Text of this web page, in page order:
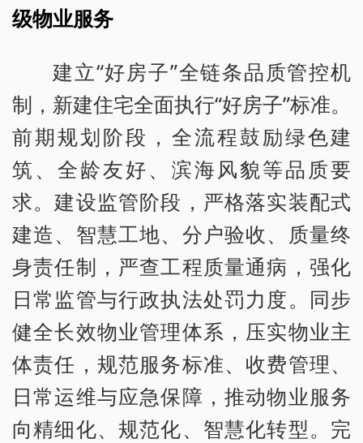
级物业服务
建立“好房子”全链条品质管控机
制，新建住宅全面执行“好房子”标准。
前期规划阶段，全流程鼓励绿色建
筑、全龄友好、滨海风貌等品质要
求。建设监管阶段，严格落实装配式
建造、智慧工地、分户验收、质量终
身责任制，严查工程质量通病，强化
日常监管与行政执法处罚力度。同步
健全长效物业管理体系，压实物业主
体责任，规范服务标准、收费管理、
日常运维与应急保障，推动物业服务
向精细化、规范化、智慧化转型。完